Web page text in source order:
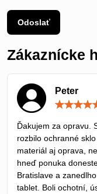
Odoslať
Zákaznícke
Peter
Ďakujem za opravu.
rozbilo ochranné
materiál aj oprava,
hneď ponuka
Bratislave a
tablet. Boli ochotní,